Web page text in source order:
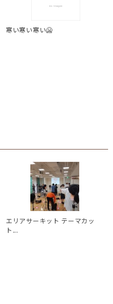
寒い寒い寒い🥶
エリアサーキット テーマカッ
ト...